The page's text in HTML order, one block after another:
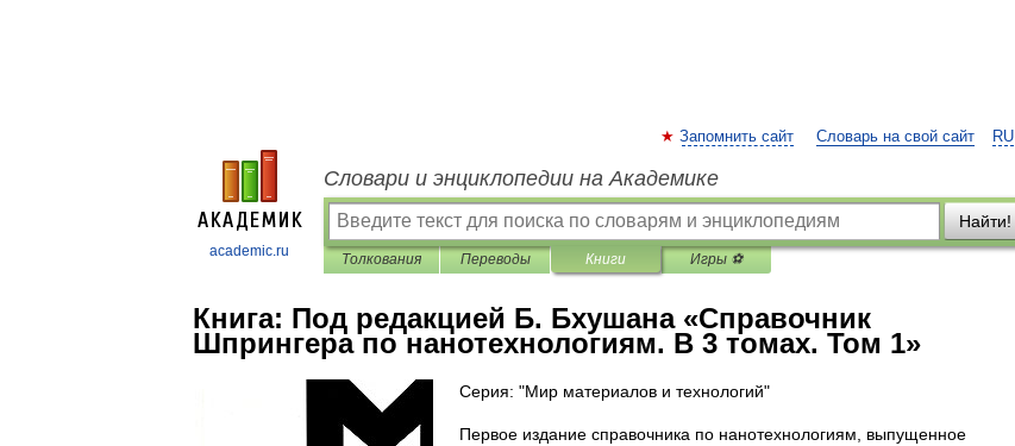
academic.ru
RU
Запомнить сайт Словарь на свой сайт
Словари и энциклопедии на Академике
Найти!
Толкования Переводы Книги Игры ⚽
Книга: Под редакцией Б. Бхушана «Справочник
Шпрингера по нанотехнологиям. В 3 томах. Том 1»
Серия: "Мир материалов и технологий"
Первое издание справочника по нанотехнологиям, выпущенное